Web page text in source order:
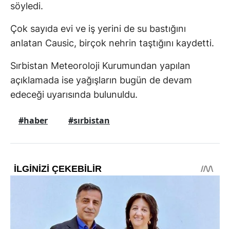
söyledi.
Çok sayıda evi ve iş yerini de su bastığını
anlatan Causic, birçok nehrin taştığını kaydetti.
Sırbistan Meteoroloji Kurumundan yapılan
açıklamada ise yağışların bugün de devam
edeceği uyarısında bulunuldu.
#haber #sırbistan